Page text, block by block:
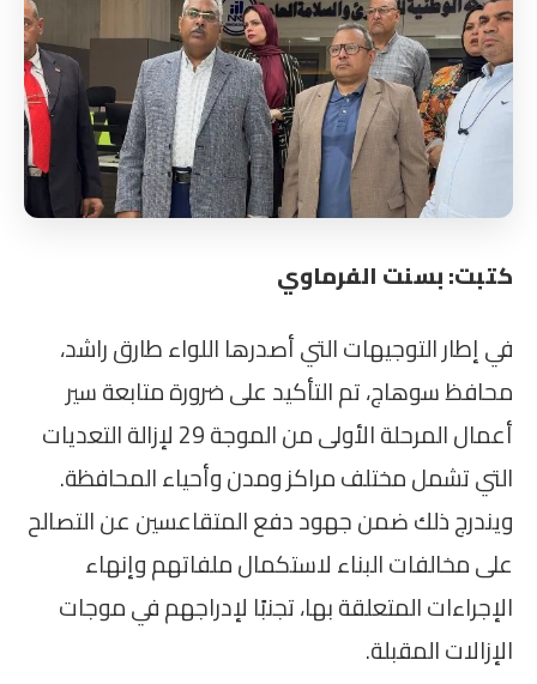
كتبت: بسنت الفرماوي
في إطار التوجيهات التي أصدرها اللواء طارق راشد،
محافظ سوهاج، تم التأكيد على ضرورة متابعة سير
أعمال المرحلة الأولى من الموجة 29 لإزالة التعديات
التي تشمل مختلف مراكز ومدن وأحياء المحافظة.
ويندرج ذلك ضمن جهود دفع المتقاعسين عن التصالح
على مخالفات البناء لاستكمال ملفاتهم وإنهاء
الإجراءات المتعلقة بها، تجنبًا لإدراجهم في موجات
الإزالات المقبلة.